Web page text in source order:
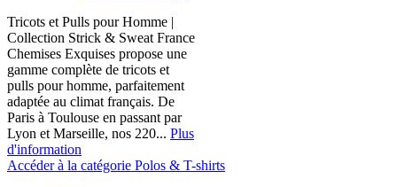
Tricots et Pulls pour Homme |
Collection Strick & Sweat France
Chemises Exquises propose une
gamme complète de tricots et
pulls pour homme, parfaitement
adaptée au climat français. De
Paris à Toulouse en passant par
Lyon et Marseille, nos 220... Plus
d'information
Accéder à la catégorie Polos & T-shirts